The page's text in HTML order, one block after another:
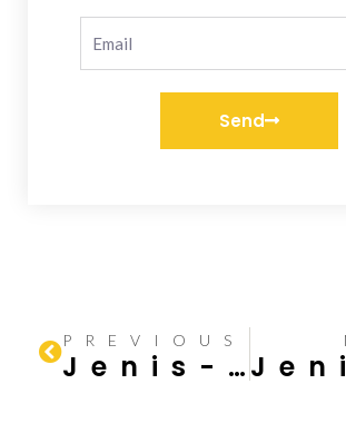
Send
PREVIOUS
Jenis-jenis Baja dalam Industri Konstruksi